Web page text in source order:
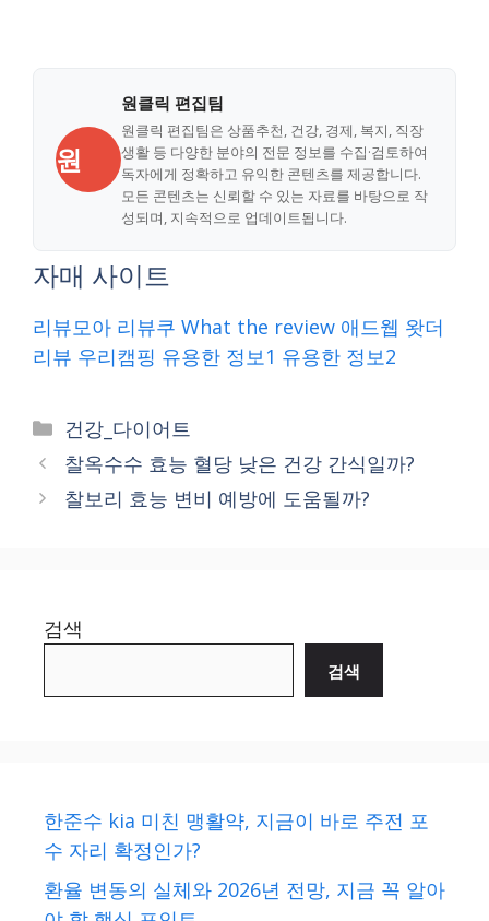
원
원클릭 편집팀
원클릭 편집팀은 상품추천, 건강, 경제, 복지, 직장
생활 등 다양한 분야의 전문 정보를 수집·검토하여
독자에게 정확하고 유익한 콘텐츠를 제공합니다.
모든 콘텐츠는 신뢰할 수 있는 자료를 바탕으로 작
성되며, 지속적으로 업데이트됩니다.
자매 사이트
리뷰모아 리뷰쿠 What the review 애드웹 왓더
리뷰 우리캠핑 유용한 정보1 유용한 정보2
Categories
건강_다이어트
찰옥수수 효능 혈당 낮은 건강 간식일까?
찰보리 효능 변비 예방에 도움될까?
검색
검색
한준수 kia 미친 맹활약, 지금이 바로 주전 포
수 자리 확정인가?
환율 변동의 실체와 2026년 전망, 지금 꼭 알아